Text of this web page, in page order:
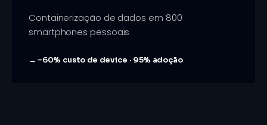
Containerização de dados em 800
smartphones pessoais
→−60% custo de device · 95% adoção